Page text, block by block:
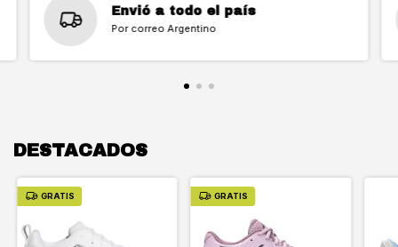
Envió a todo el país
Por correo Argentino
DESTACADOS
GRATIS GRATIS